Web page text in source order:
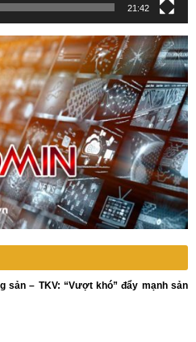
21:42
sản – TKV: “Vượt khó” đẩy mạnh sản